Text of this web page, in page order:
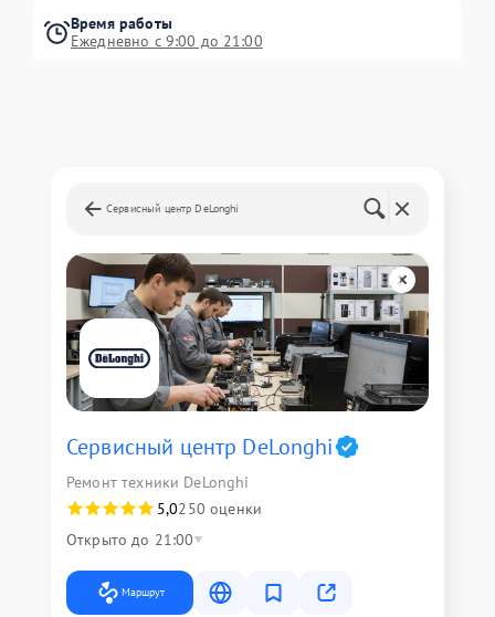
Время работы
Ежедневно с 9:00 до 21:00
Сервисный центр DeLonghi
Сервисный центр DeLonghi
Ремонт техники DeLonghi
5,0250 оценки
Открыто до 21:00
Маршрут